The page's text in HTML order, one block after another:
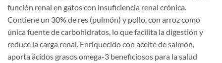
función renal en gatos con insuficiencia renal crónica.
Contiene un 30% de res (pulmón) y pollo, con arroz como
única fuente de carbohidratos, lo que facilita la digestión y
reduce la carga renal. Enriquecido con aceite de salmón,
aporta ácidos grasos omega-3 beneficiosos para la salud